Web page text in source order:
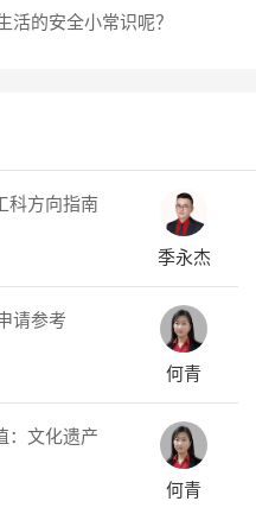
活的安全小常识呢？
科方向指南
季永杰
请参考
何青
：文化遗产
何青